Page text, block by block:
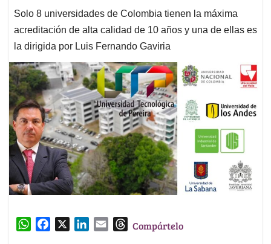
Solo 8 universidades de Colombia tienen la máxima
acreditación de alta calidad de 10 años y una de ellas es
la dirigida por Luis Fernando Gaviria
W
TCompártelo